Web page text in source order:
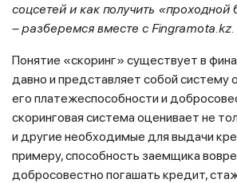
соцсетей и как получить «проходной
– разберемся вместе с Fingramota.kz.
Понятие «скоринг» существует в
давно и представляет собой систему
его платежеспособности и
скоринговая система оценивает не
и другие необходимые для выдачи
примеру, способность заемщика
добросовестно погашать кредит,